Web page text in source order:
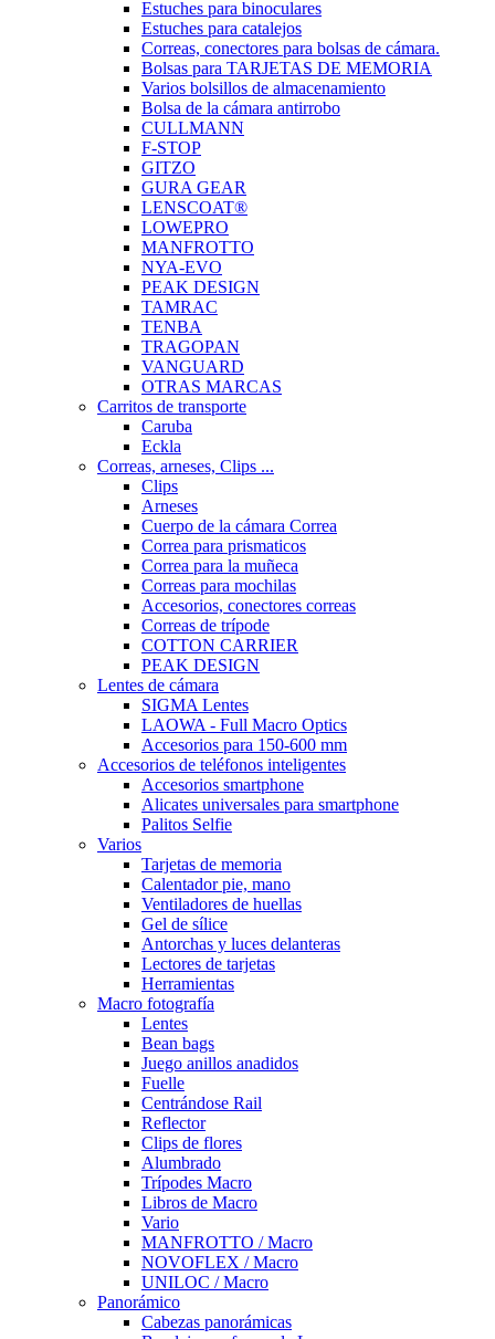
Estuches para binoculares
Estuches para catalejos
Correas, conectores para bolsas de cámara.
Bolsas para TARJETAS DE MEMORIA
Varios bolsillos de almacenamiento
Bolsa de la cámara antirrobo
CULLMANN
F-STOP
GITZO
GURA GEAR
LENSCOAT®
LOWEPRO
MANFROTTO
NYA-EVO
PEAK DESIGN
TAMRAC
TENBA
TRAGOPAN
VANGUARD
OTRAS MARCAS
Carritos de transporte
Caruba
Eckla
Correas, arneses, Clips ...
Clips
Arneses
Cuerpo de la cámara Correa
Correa para prismaticos
Correa para la muñeca
Correas para mochilas
Accesorios, conectores correas
Correas de trípode
COTTON CARRIER
PEAK DESIGN
Lentes de cámara
SIGMA Lentes
LAOWA - Full Macro Optics
Accesorios para 150-600 mm
Accesorios de teléfonos inteligentes
Accesorios smartphone
Alicates universales para smartphone
Palitos Selfie
Varios
Tarjetas de memoria
Calentador pie, mano
Ventiladores de huellas
Gel de sílice
Antorchas y luces delanteras
Lectores de tarjetas
Herramientas
Macro fotografía
Lentes
Bean bags
Juego anillos anadidos
Fuelle
Centrándose Rail
Reflector
Clips de flores
Alumbrado
Trípodes Macro
Libros de Macro
Vario
MANFROTTO / Macro
NOVOFLEX / Macro
UNILOC / Macro
Panorámico
Cabezas panorámicas